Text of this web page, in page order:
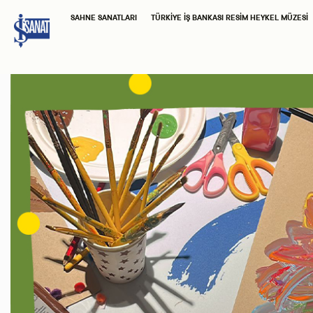
SAHNE SANATLARI TÜRKIYE İŞ BANKASI RESIM HEYKEL MÜZESI